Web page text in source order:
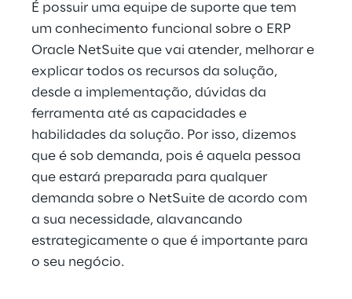
É possuir uma equipe de suporte que tem
um conhecimento funcional sobre o ERP
Oracle NetSuite que vai atender, melhorar e
explicar todos os recursos da solução,
desde a implementação, dúvidas da
ferramenta até as capacidades e
habilidades da solução. Por isso, dizemos
que é sob demanda, pois é aquela pessoa
que estará preparada para qualquer
demanda sobre o NetSuite de acordo com
a sua necessidade, alavancando
estrategicamente o que é importante para
o seu negócio.